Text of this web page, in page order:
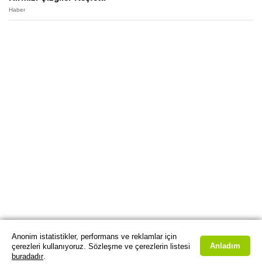
Haber
Anonim istatistikler, performans ve reklamlar için
çerezleri kullanıyoruz. Sözleşme ve çerezlerin listesi
buradadır.
Anladım